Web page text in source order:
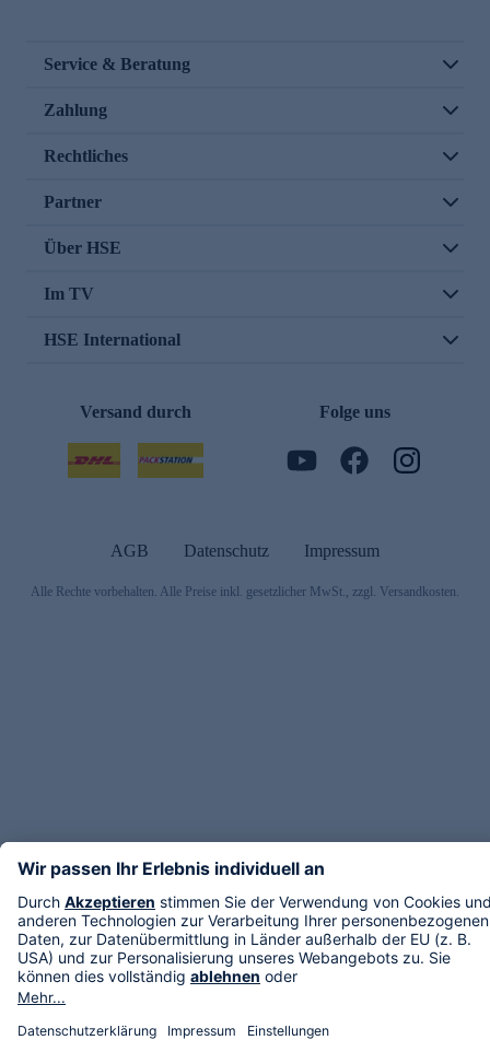
Service & Beratung
Zahlung
Rechtliches
Partner
Über HSE
Im TV
HSE International
Versand durch Folge uns
AGB Datenschutz Impressum
Alle Rechte vorbehalten. Alle Preise inkl. gesetzlicher MwSt., zzgl. Versandkosten.